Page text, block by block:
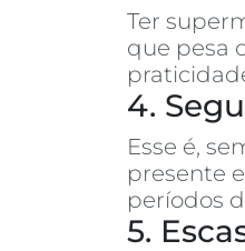
Ter
que pesa
4.
Esse é,
presente
períodos
5.